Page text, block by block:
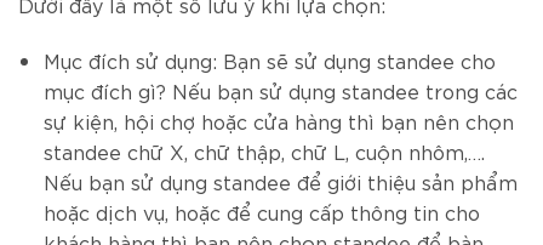
Mục đích sử dụng: Bạn sẽ sử dụng standee cho
mục đích gì? Nếu bạn sử dụng standee trong các
sự kiện, hội chợ hoặc cửa hàng thì bạn nên chọn
standee chữ X, chữ thập, chữ L, cuộn nhôm,….
Nếu bạn sử dụng standee để giới thiệu sản phẩm
hoặc dịch vụ, hoặc để cung cấp thông tin cho